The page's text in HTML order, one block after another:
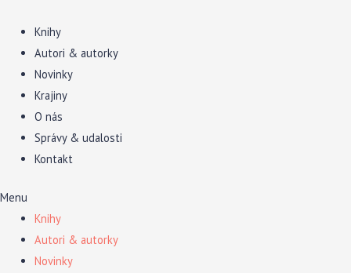
obsah
Knihy
Autori & autorky
Novinky
Krajiny
O nás
Správy & udalosti
Kontakt
Menu
Knihy
Autori & autorky
Novinky